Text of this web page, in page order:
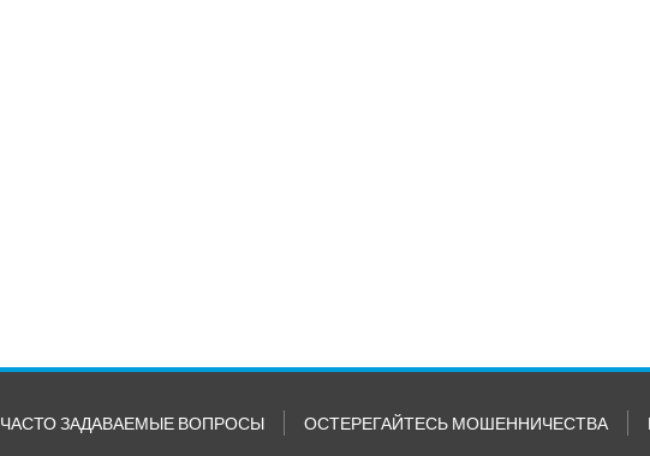
ЧАСТО ЗАДАВАЕМЫЕ ВОПРОСЫ ОСТЕРЕГАЙТЕСЬ МОШЕННИЧЕСТВА